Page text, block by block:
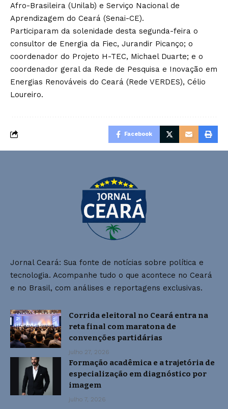
Afro-Brasileira (Unilab) e Serviço Nacional de
Aprendizagem do Ceará (Senai-CE).
Participaram da solenidade desta segunda-feira o
consultor de Energia da Fiec, Jurandir Picanço; o
coordenador do Projeto H-TEC, Michael Duarte; e o
coordenador geral da Rede de Pesquisa e Inovação em
Energias Renováveis do Ceará (Rede VERDES), Célio
Loureiro.
Facebook
Jornal Ceará: Sua fonte de notícias sobre política e
tecnologia. Acompanhe tudo o que acontece no Ceará
e no Brasil, com análises e reportagens exclusivas.
Corrida eleitoral no Ceará entra na
reta final com maratona de
convenções partidárias
julho 27, 2026
Formação acadêmica e a trajetória de
especialização em diagnóstico por
imagem
julho 7, 2026